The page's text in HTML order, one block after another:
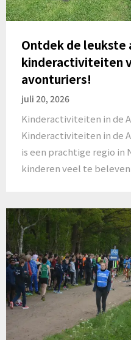
Ontdek de leukste
kinderactiviteiten
avonturiers!
juli 20, 2026
Kinderactiviteiten in de
Kinderactiviteiten in de
is een prachtige regio in
kinderen veel te